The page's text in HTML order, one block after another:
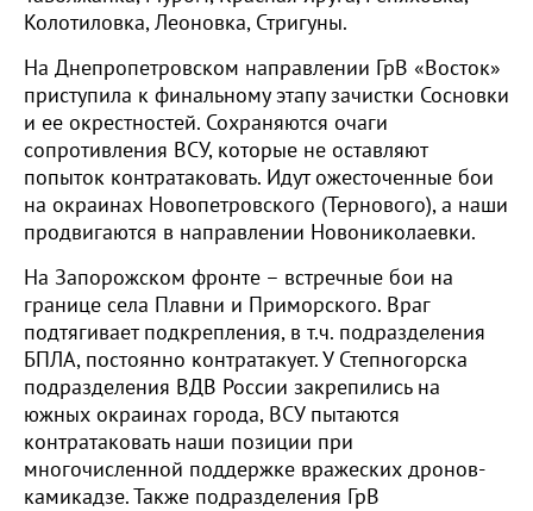
Колотиловка, Леоновка, Стригуны.
На Днепропетровском направлении ГрВ «Восток»
приступила к финальному этапу зачистки Сосновки
и ее окрестностей. Сохраняются очаги
сопротивления ВСУ, которые не оставляют
попыток контратаковать. Идут ожесточенные бои
на окраинах Новопетровского (Тернового), а наши
продвигаются в направлении Новониколаевки.
На Запорожском фронте – встречные бои на
границе села Плавни и Приморского. Враг
подтягивает подкрепления, в т.ч. подразделения
БПЛА, постоянно контратакует. У Степногорска
подразделения ВДВ России закрепились на
южных окраинах города, ВСУ пытаются
контратаковать наши позиции при
многочисленной поддержке вражеских дронов-
камикадзе. Также подразделения ГрВ